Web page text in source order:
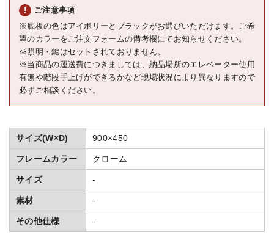
ご注意事項
※底板の色はアイボリーとブラックがお選びいただけます。ご希
望のカラーをご注文フォームの備考欄にてお知らせください。
※照明・鍵はセットされておりません。
※当商品の運送費につきましては、納品場所のエレベーター使用
有無や階段手上げができるかなど現場状況により異なりますので
必ずご相談ください。
サイズ(W×D) 900×450
フレームカラー クローム
サイズ -
素材 -
その他仕様 -